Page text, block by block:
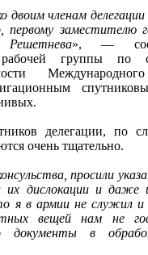
двоим членам
первому заместителю
», —
рабочей группы по
делегации, по
очень тщательно.
просили
дислокации и даже
я в армии не служил и
вещей нам не
в